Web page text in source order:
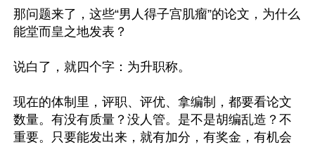
那问题来了，这些“男人得子宫肌瘤”的论文，为什么
能堂而皇之地发表？
说白了，就四个字：为升职称。
现在的体制里，评职、评优、拿编制，都要看论文
数量。有没有质量？没人管。是不是胡编乱造？不
重要。只要能发出来，就有加分，有奖金，有机会